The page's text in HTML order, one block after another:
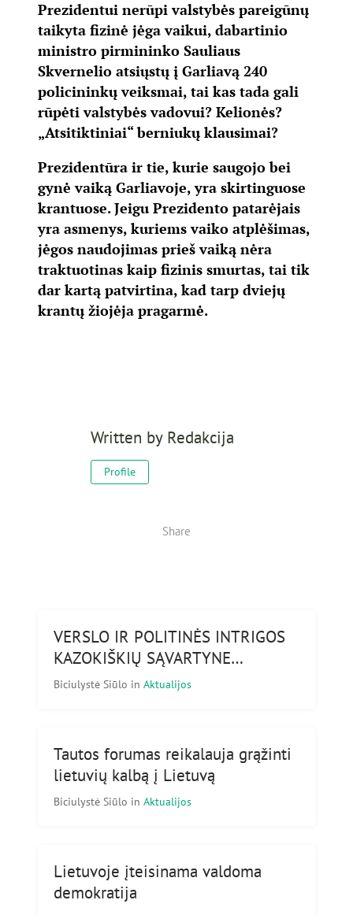
Prezidentui nerūpi valstybės pareigūnų
taikyta fizinė jėga vaikui, dabartinio
ministro pirmininko Sauliaus
Skvernelio atsiųstų į Garliavą 240
policininkų veiksmai, tai kas tada gali
rūpėti valstybės vadovui? Kelionės?
„Atsitiktiniai“ berniukų klausimai?
Prezidentūra ir tie, kurie saugojo bei
gynė vaiką Garliavoje, yra skirtinguose
krantuose. Jeigu Prezidento patarėjais
yra asmenys, kuriems vaiko atplėšimas,
jėgos naudojimas prieš vaiką nėra
traktuotinas kaip fizinis smurtas, tai tik
dar kartą patvirtina, kad tarp dviejų
krantų žiojėja pragarmė.
Written by Redakcija
Profile
Share
VERSLO IR POLITINĖS INTRIGOS
KAZOKIŠKIŲ SĄVARTYNE…
Biciulystė Siūlo in Aktualijos
Tautos forumas reikalauja grąžinti
lietuvių kalbą į Lietuvą
Biciulystė Siūlo in Aktualijos
Lietuvoje įteisinama valdoma
demokratija